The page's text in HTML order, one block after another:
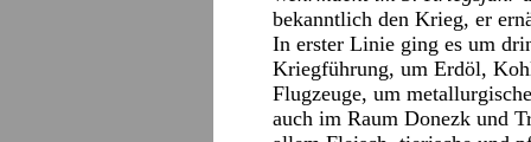
bekanntlich den Krieg, er
In erster Linie ging es um
Kriegführung, um Erdöl,
Flugzeuge, um
auch im Raum Donezk und